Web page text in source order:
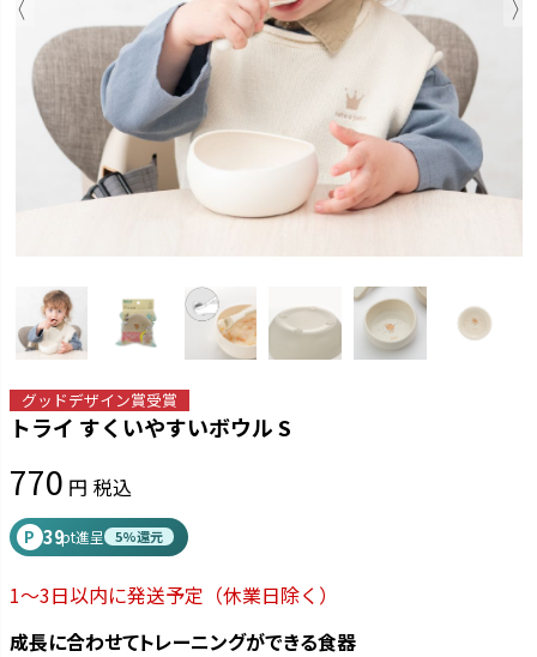
グッドデザイン賞受賞
トライ すくいやすいボウル S
770 税込
P 39pt進呈 5%還元
1～3日以内に発送予定 （休業日除く）
成長に合わせてトレーニングができる食器